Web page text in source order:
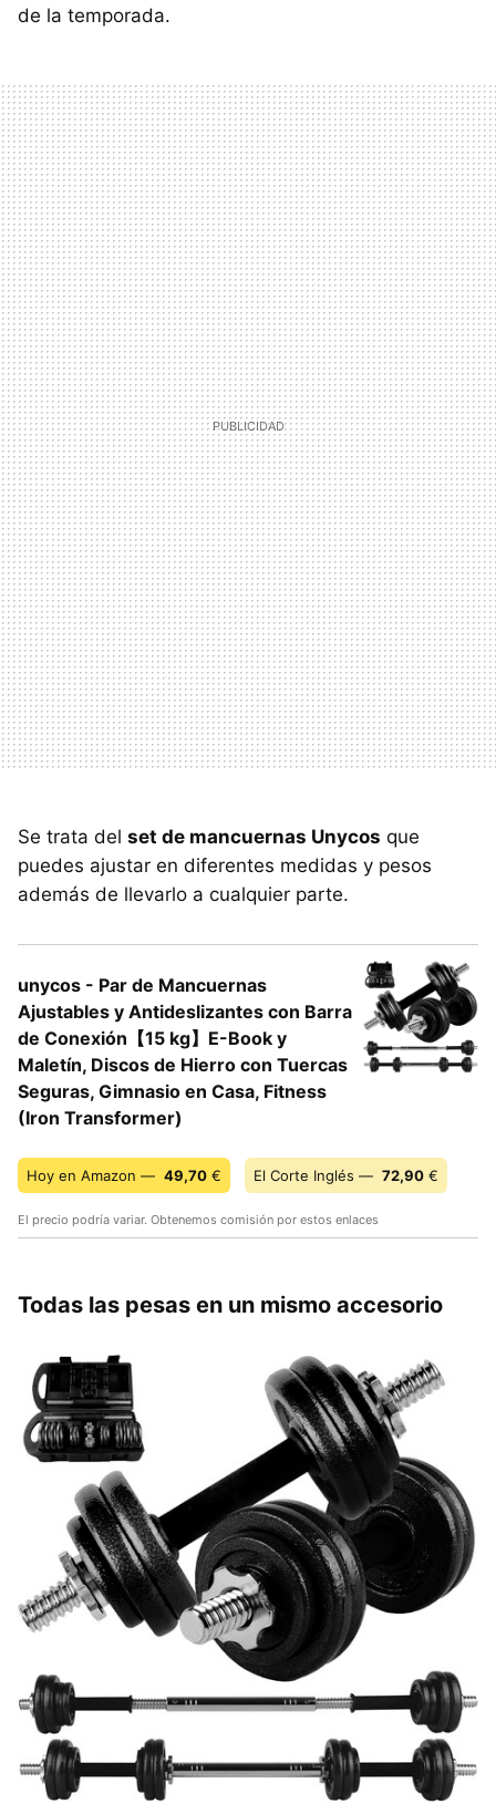
de la temporada.
Se trata del set de mancuernas Unycos que
puedes ajustar en diferentes medidas y pesos
además de llevarlo a cualquier parte.
unycos - Par de Mancuernas
Ajustables y Antideslizantes con Barra
de Conexión【15 kg】E-Book y
Maletín, Discos de Hierro con Tuercas
Seguras, Gimnasio en Casa, Fitness
(Iron Transformer)
Hoy en Amazon — 49,70 € El Corte Inglés — 72,90 €
El precio podría variar. Obtenemos comisión por estos enlaces
Todas las pesas en un mismo accesorio